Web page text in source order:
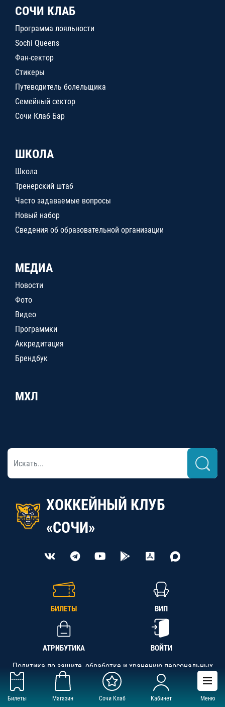
Билеты Магазин Сочи Клаб Кабинет Меню
СОЧИ КЛАБ
Программа лояльности
Sochi Queens
Фан-сектор
Стикеры
Путеводитель болельщика
Семейный сектор
Сочи Клаб Бар
ШКОЛА
Школа
Тренерский штаб
Часто задаваемые вопросы
Новый набор
Сведения об образовательной организации
МЕДИА
Новости
Фото
Видео
Программки
Аккредитация
Брендбук
МХЛ
ХОККЕЙНЫЙ КЛУБ
«СОЧИ»
БИЛЕТЫ ВИП
АТРИБУТИКА ВОЙТИ
Политика по защите, обработке и хранению персональных
данных
АНО «СК «Кубань-Регион», ОГРН 1142300002349,